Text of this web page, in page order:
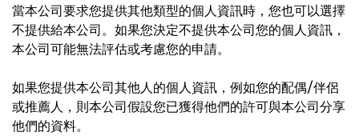
當本公司要求您提供其他類型的個人資訊時，您也可以選擇
不提供給本公司。如果您決定不提供本公司您的個人資訊，
本公司可能無法評估或考慮您的申請。
如果您提供本公司其他人的個人資訊，例如您的配偶/伴侶
或推薦人，則本公司假設您已獲得他們的許可與本公司分享
他們的資料。